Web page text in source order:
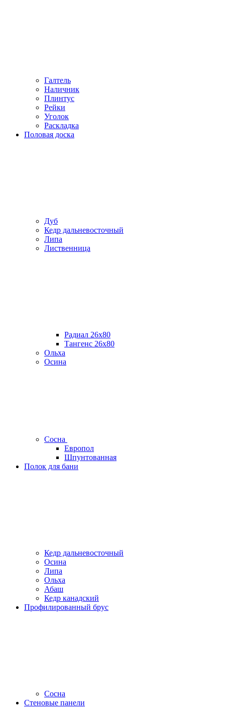
Галтель
Наличник
Плинтус
Рейки
Уголок
Раскладка
Половая доска
Дуб
Кедр дальневосточный
Липа
Лиственница
Радиал 26х80
Тангенс 26х80
Ольха
Осина
Сосна
Европол
Шпунтованная
Полок для бани
Кедр дальневосточный
Осина
Липа
Ольха
Абаш
Кедр канадский
Профилированный брус
Сосна
Стеновые панели